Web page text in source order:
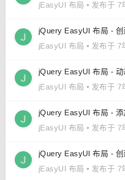
jEasyUI 布局 • 发布于 7
jQuery EasyUI 布局 - 创
jEasyUI 布局 • 发布于 7
jQuery EasyUI 布局 - 动
jEasyUI 布局 • 发布于 7
jQuery EasyUI 布局 - 添
jEasyUI 布局 • 发布于 7
jQuery EasyUI 布局 - 创
jEasyUI 布局 • 发布于 7